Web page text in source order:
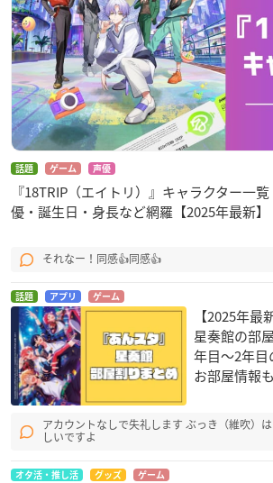
話題 ゲーム 声優
『18TRIP（エイトリ）』キャラクター一
優・誕生日・身長など網羅【2025年最新】
それなー！同感👍同感👍
話題 アプリ ゲーム
【2025年最
星奏館の部
年目〜2年
お部屋情報
アカウントなしで失礼します ぶっき（維吹）
しいですよ
オタ活・推し活 グッズ ゲーム